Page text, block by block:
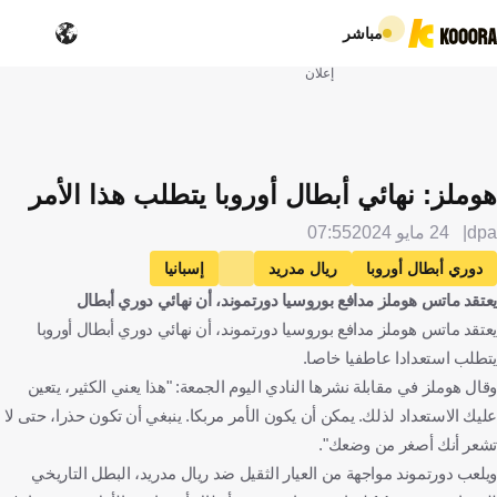
مباشر
إعلان
هوملز: نهائي أبطال أوروبا يتطلب هذا الأمر
dpa 24 مايو 2024 07:55
دوري أبطال أوروبا ريال مدريد
إسبانيا
بوروسيا دورتموند
ألمانيا ماتس هاميلس كرة قدم
يعتقد ماتس هوملز مدافع بوروسيا دورتموند، أن نهائي دوري أبطال
يعتقد ماتس هوملز مدافع بوروسيا دورتموند، أن نهائي دوري أبطال أوروبا
يتطلب استعدادا عاطفيا خاصا.
وقال هوملز في مقابلة نشرها النادي اليوم الجمعة: "هذا يعني الكثير، يتعين
عليك الاستعداد لذلك. يمكن أن يكون الأمر مربكا. ينبغي أن تكون حذرا، حتى لا
تشعر أنك أصغر من وضعك".
ويلعب دورتموند مواجهة من العيار الثقيل ضد ريال مدريد، البطل التاريخي